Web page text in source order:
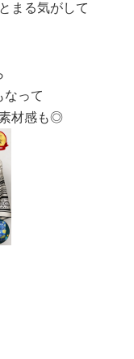
まる気がして
なって
材感も◎